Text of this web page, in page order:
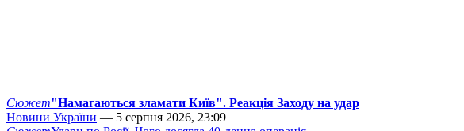
Сюжет"Намагаються зламати Київ". Реакція Заходу на удар
Новини України — 5 серпня 2026, 23:09